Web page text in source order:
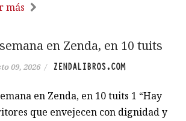
más
en Zenda, en 10 tuits
09, 2026 / ZENDALIBROS.COM
en Zenda, en 10 tuits 1 “Hay
que envejecen con dignidad y